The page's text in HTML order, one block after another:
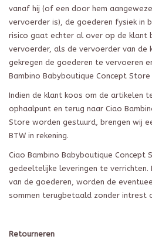
vanaf hij (of een door hem
vervoerder is), de goederen fysiek in
risico gaat echter al over op de klant
vervoerder, als de vervoerder van
gekregen de goederen te vervoeren
Bambino Babyboutique Concept Store
Indien de klant koos om de artikelen
ophaalpunt en terug naar Ciao
Store worden gestuurd, brengen wij
BTW in rekening.
Ciao Bambino Babyboutique Concept
gedeeltelijke leveringen te verrichten.
van de goederen, worden de
sommen terugbetaald zonder intrest
Retourneren